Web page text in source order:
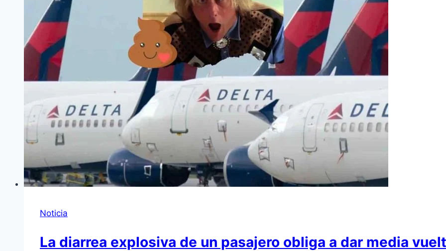
Noticia
La diarrea explosiva de un pasajero obliga a dar media